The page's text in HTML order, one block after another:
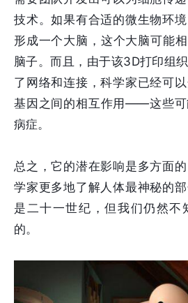
技术。如果有合适的微生物环
形成一个大脑，这个大脑可能
脑子。而且，由于该3D打印组
了网络和连接，科学家已经可
基因之间的相互作用——这些可
病症。
总之，它的潜在影响是多方面
学家更多地了解人体最神秘的
是二十一世纪，但我们仍然不
的。